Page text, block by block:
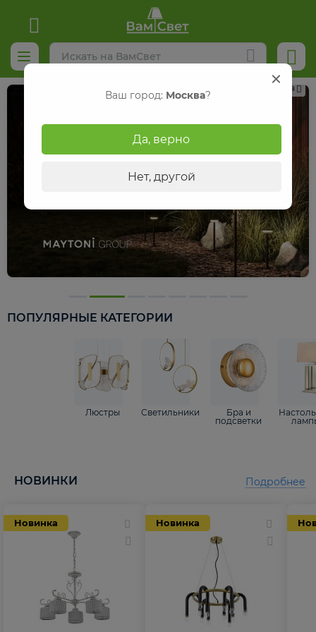
Реклама
ПОПУЛЯРНЫЕ КАТЕГОРИИ
Люстры Светильники
Бра и
подсветки
НОВИНКИ
Новинка Новинка
Подробнее
Ваш город: Москва?
Да, верно
Нет, другой